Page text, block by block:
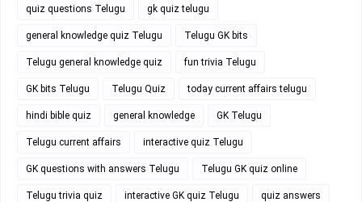
quiz questions Telugu gk quiz telugu
general knowledge quiz Telugu Telugu GK bits
Telugu general knowledge quiz fun trivia Telugu
GK bits Telugu Telugu Quiz today current affairs telugu
hindi bible quiz general knowledge GK Telugu
Telugu current affairs interactive quiz Telugu
GK questions with answers Telugu Telugu GK quiz online
Telugu trivia quiz interactive GK quiz Telugu quiz answers